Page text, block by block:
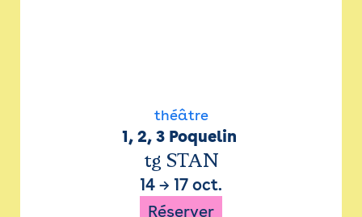
théâtre
1, 2, 3 Poquelin
tg STAN
14 → 17 oct.
Réserver